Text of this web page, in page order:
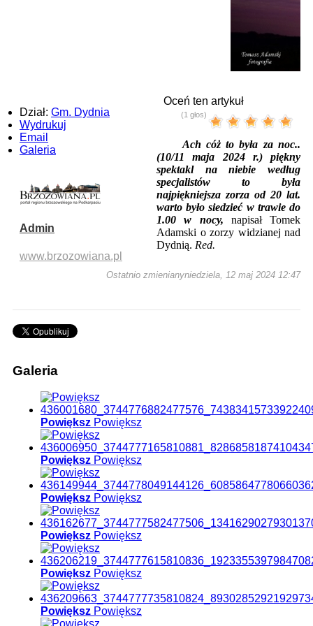
Dział: Gm. Dydnia
Wydrukuj
Email
Galeria
Oceń ten artykuł
(1 głos)
Admin
www.brzozowiana.pl
Ach cóż to była za noc..
(10/11 maja 2024 r.) piękny
spektakl na niebie według
specjalistów to była
najpiękniejsza zorza od 20 lat.
warto było siedzieć w trawie do
1.00 w nocy,
napisał Tomek
Adamski o zorzy widzianej nad
Dydnią. Red.
Ostatnio zmienianyniedziela, 12 maj 2024 12:47
Galeria
Powiększ Powiększ
Powiększ Powiększ
Powiększ Powiększ
Powiększ Powiększ
Powiększ Powiększ
Powiększ Powiększ